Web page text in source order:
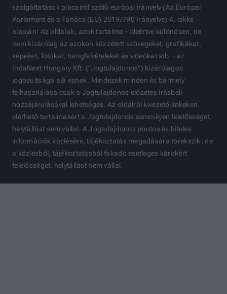
szolgáltatások piacairól szóló európai irányelv (Az Európai
Parlament és a Tanács (EU) 2019/790 Irányelve) 4. cikke
alapján! Az oldalak, azok tartalma - ideértve különösen, de
nem kizárólag az azokon közzétett szövegeket, grafikákat,
képeket, fotókat, hangfelvételeket és videókat stb. - az
IndaNext Hungary Kft. ("Jogtulajdonos") kizárólagos
jogosultsága alá esnek. Mindezek minden és bármely
felhasználása csak a Jogtulajdonos előzetes írásbeli
hozzájárulásával lehetséges. Az oldalról kivezető linkeken
elérhető tartalmakért a Jogtulajdonos semmilyen felelősséget,
helytállást nem vállal. A Jogtulajdonos pontos és hiteles
információk közlésére, tájékoztatás megadására törekszik, de
a közlésből, tájékoztatásból fakadó esetleges károkért
felelősséget, helytállást nem vállal.